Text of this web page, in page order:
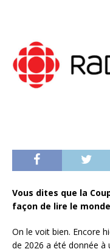
Vous dites que la
façon de lire le
On le voit bien. Encore
de 2026 a été donnée à